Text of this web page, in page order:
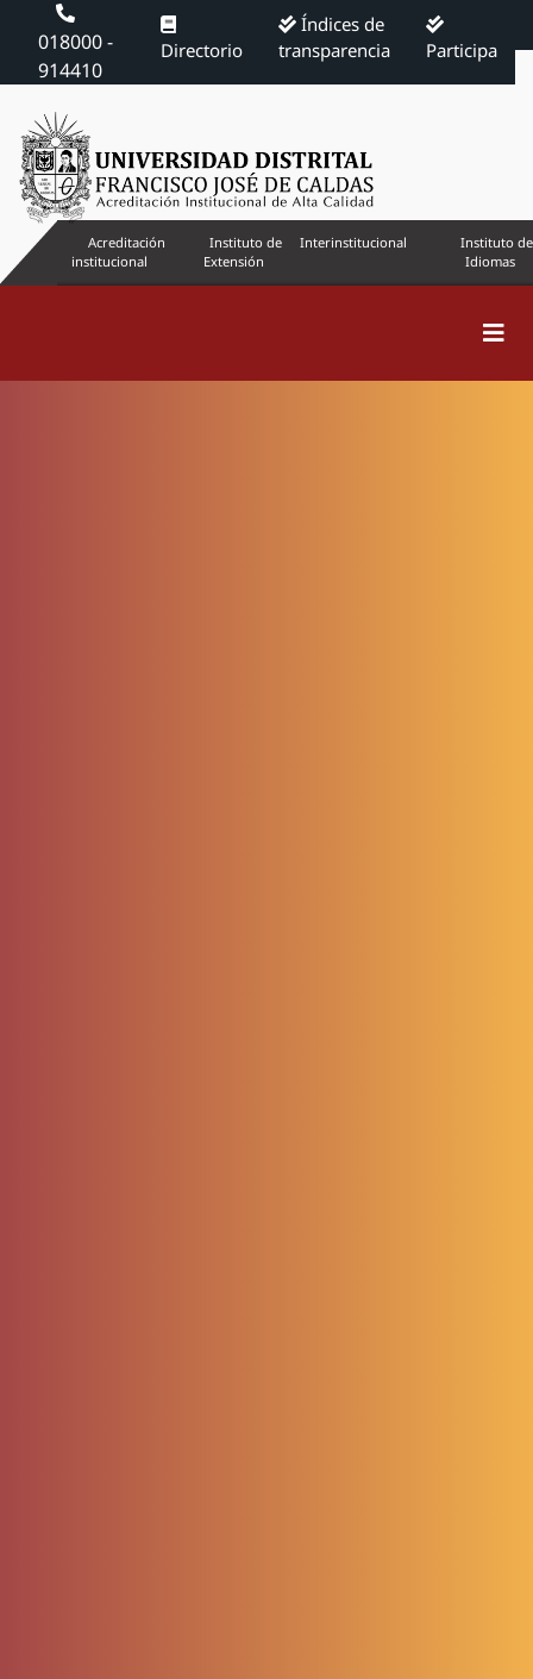
018000 -
914410
Directorio
Índices de
transparencia
Participa
Acreditación
institucional
Instituto de
Extensión
Interinstitucional
Instituto de
Idiomas